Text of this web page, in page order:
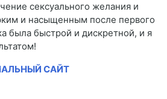
сексуального желания и
и насыщенным после первого
была быстрой и дискретной, и я
САЙТ